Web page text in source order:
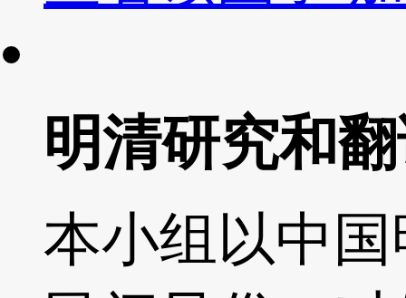
明清研究和
本小组以中